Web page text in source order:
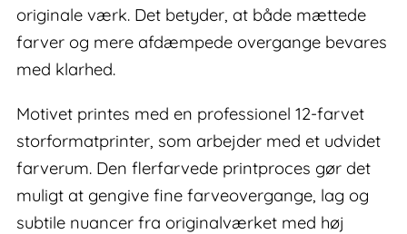
originale værk. Det betyder, at både mættede
farver og mere afdæmpede overgange bevares
med klarhed.
Motivet printes med en professionel 12-farvet
storformatprinter, som arbejder med et udvidet
farverum. Den flerfarvede printproces gør det
muligt at gengive fine farveovergange, lag og
subtile nuancer fra originalværket med høj